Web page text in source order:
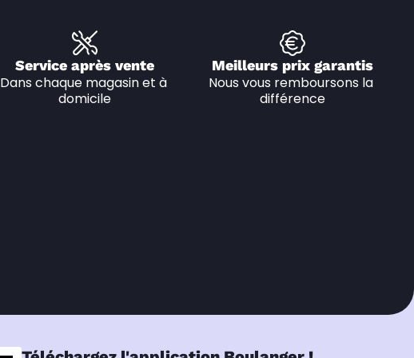
Service après vente
Dans chaque magasin et à
domicile
Meilleurs prix garantis
Nous vous remboursons la
différence